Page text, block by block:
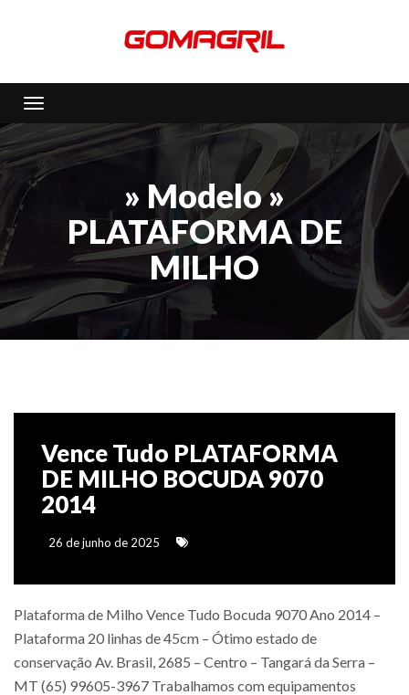
Toggle navigation
» Modelo »
PLATAFORMA DE
MILHO
Vence Tudo PLATAFORMA
DE MILHO BOCUDA 9070
2014
26 de junho de 2025
Plataforma de Milho Vence Tudo Bocuda 9070 Ano 2014 –
Plataforma 20 linhas de 45cm – Ótimo estado de
conservação Av. Brasil, 2685 – Centro – Tangará da Serra –
MT (65) 99605-3967 Trabalhamos com equipamentos